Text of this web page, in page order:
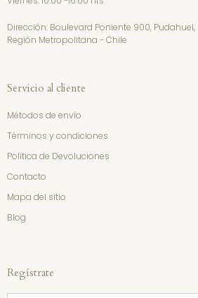
Dirección: Boulevard Poniente 900, Pudahuel,
Región Metropolitana - Chile
Servicio al cliente
Métodos de envío
Términos y condiciones
Política de Devoluciones
Contacto
Mapa del sitio
Blog
Regístrate